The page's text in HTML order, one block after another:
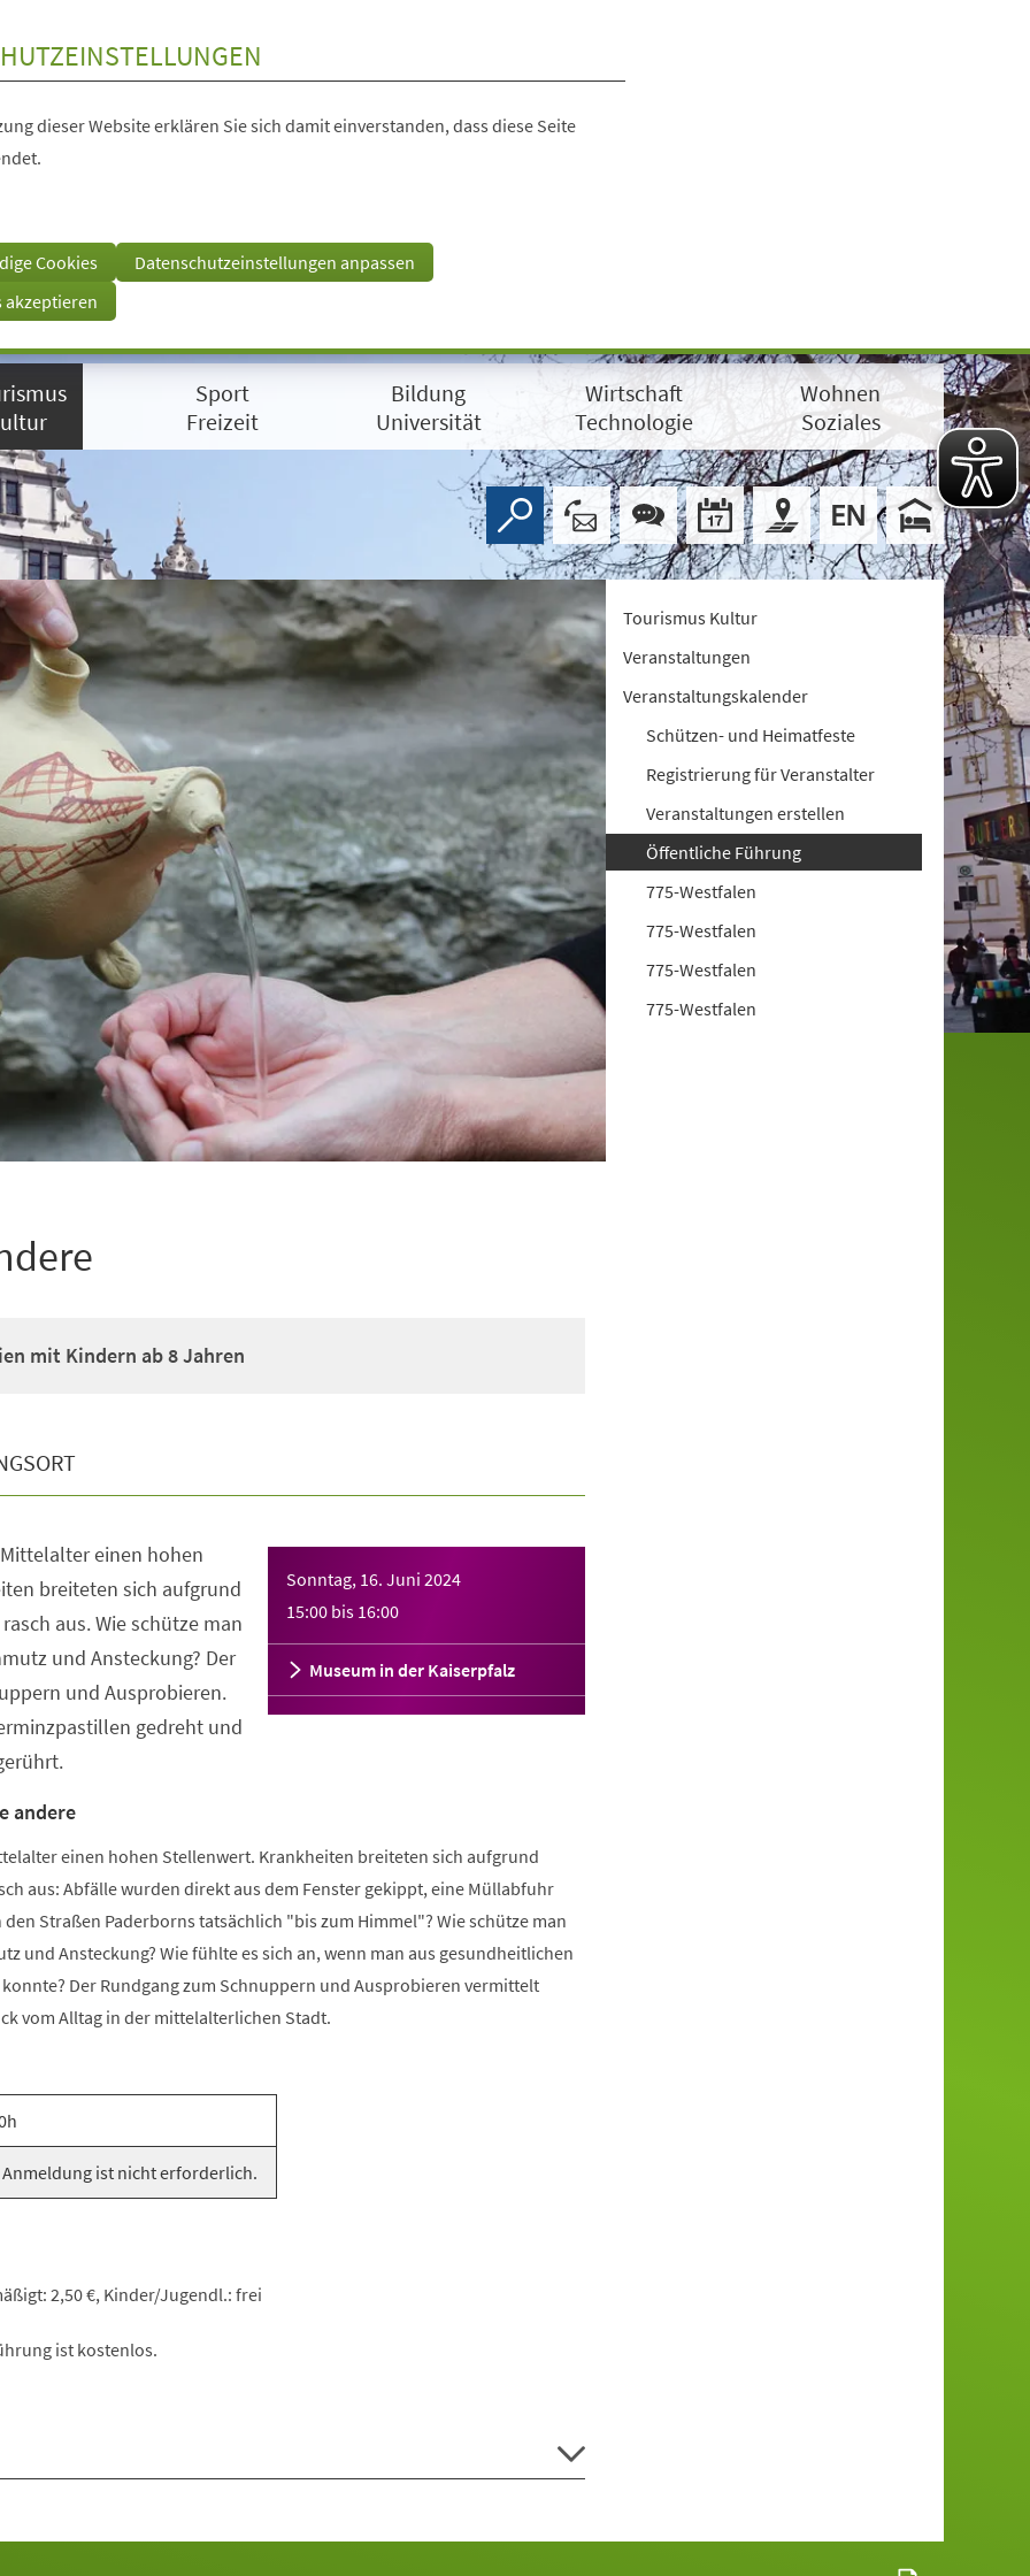
dieser Website erklären Sie sich damit einverstanden, dass diese Seite
Cookies
Datenschutzeinstellungen anpassen
akzeptieren
Sport
Freizeit
Bildung
Universität
Wirtschaft
Technologie
Wohnen
Soziales
mit Kindern ab 8 Jahren
Sonntag, 16. Juni 2024
15:00 bis 16:00
Museum in der Kaiserpfalz
einen hohen
breiteten sich aufgrund
aus. Wie schütze man
und Ansteckung? Der
und Ausprobieren.
gedreht und
andere
einen hohen Stellenwert. Krankheiten breiteten sich aufgrund
aus: Abfälle wurden direkt aus dem Fenster gekippt, eine Müllabfuhr
den Straßen Paderborns tatsächlich "bis zum Himmel"? Wie schütze man
und Ansteckung? Wie fühlte es sich an, wenn man aus gesundheitlichen
Der Rundgang zum Schnuppern und Ausprobieren vermittelt
vom Alltag in der mittelalterlichen Stadt.
Anmeldung ist nicht erforderlich.
2,50 €, Kinder/Jugendl.: frei
ist kostenlos.
Tourismus Kultur
Veranstaltungen
Veranstaltungskalender
Schützen- und Heimatfeste
Registrierung für Veranstalter
Veranstaltungen erstellen
Öffentliche Führung
775-Westfalen
775-Westfalen
775-Westfalen
775-Westfalen